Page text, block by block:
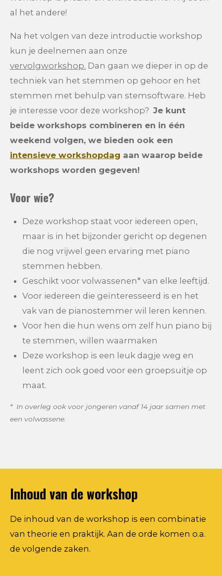
al het andere!
Na het volgen van deze introductie workshop
kun je deelnemen aan onze
vervolgworkshop. Dan gaan we dieper in op de
techniek van het stemmen op gehoor en het
stemmen met behulp van stemsoftware. Heb
je interesse voor deze workshop? Je kunt
beide workshops combineren en in één
weekend volgen, we bieden ook een
intensieve workshopdag aan waarop beide
workshops worden gegeven!
Voor wie?
Deze workshop staat voor iedereen open,
maar is in het bijzonder gericht op degenen
die nog vrijwel geen ervaring met piano
stemmen hebben.
Geschikt voor volwassenen* van elke leeftijd.
Voor iedereen die geïnteresseerd is en het
vak van de pianostemmer wil leren kennen.
Voor hen die hun wens om zelf hun piano bij
te stemmen, willen waarmaken
Deze workshop is een leuk dagje weg en
leent zich ook goed voor een groepsuitje op
maat.
* In overleg ook voor jongeren vanaf 14 jaar samen met
een volwassene.
Inhoud van de workshop
De inhoud van de workshop is een combinatie
van theorie en praktijk. Aan de orde komen o.a.
de volgende zaken.